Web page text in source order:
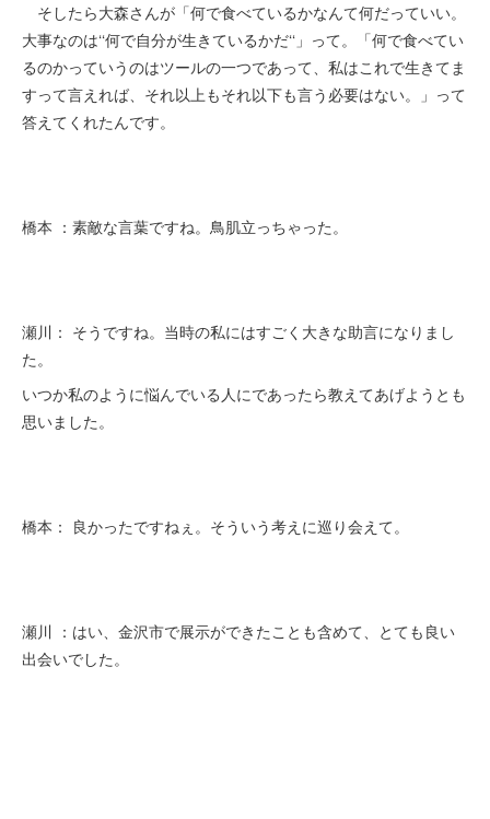
そしたら大森さんが「何で食べているかなんて何だっていい。
大事なのは‘‘何で自分が生きているかだ‘‘」って。「何で食べてい
るのかっていうのはツールの一つであって、私はこれで生きてま
すって言えれば、それ以上もそれ以下も言う必要はない。」って
答えてくれたんです。
橋本 ：素敵な言葉ですね。鳥肌立っちゃった。
瀬川： そうですね。当時の私にはすごく大きな助言になりまし
た。
いつか私のように悩んでいる人にであったら教えてあげようとも
思いました。
橋本： 良かったですねぇ。そういう考えに巡り会えて。
瀬川 ：はい、金沢市で展示ができたことも含めて、とても良い
出会いでした。